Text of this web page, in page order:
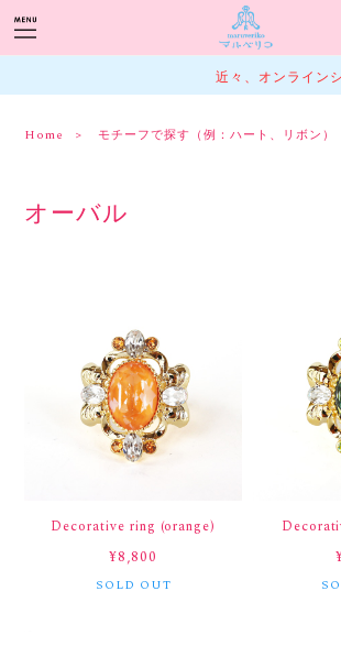
近々、オンライン
Home モチーフで探す（例：ハート、リボン）
オーバル
Decorative ring (orange)
¥8,800
SOLD OUT